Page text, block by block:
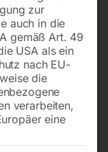
– rechts
zur
auch in die
gemäß Art. 49
USA als ein
nach EU-
die
verarbeiten,
eine